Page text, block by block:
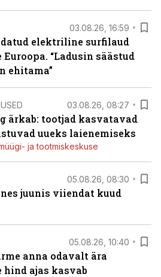
03.08.26, 16:59
elektriline surfilaud
“Ladusin säästud
ehitama”
03.08.26, 08:27
ärkab: tootjad kasvatavad
uueks laienemiseks
ja tootmiskeskuse
05.08.26, 08:30
juunis viiendat kuud
05.08.26, 10:40
anna odavalt ära
ajas kasvab